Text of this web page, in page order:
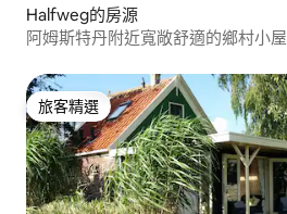
Halfweg的房源
阿姆斯特丹附近寬敞舒適的鄉村小屋
旅客精選
旅客精選